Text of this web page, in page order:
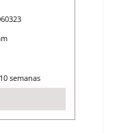
semanas